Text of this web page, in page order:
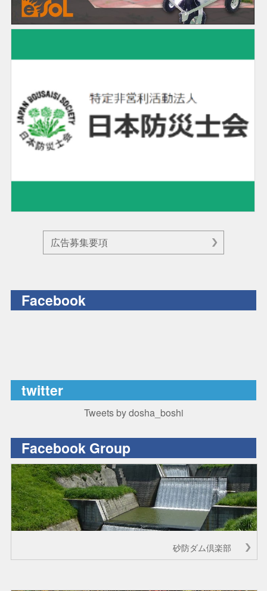
広告募集要項
Facebook
twitter
Tweets by dosha_boshi
Facebook Group
砂防ダム倶楽部